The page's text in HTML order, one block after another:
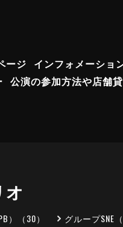
ージ インフォメーショ
公演の参加方法や店舗
）（30） グループSNE